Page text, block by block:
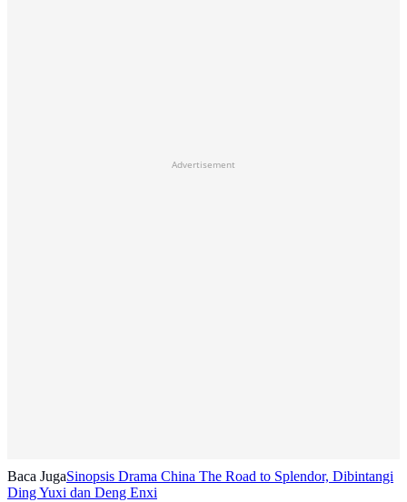
Advertisement
Baca JugaSinopsis Drama China The Road to Splendor, Dibintangi
Ding Yuxi dan Deng Enxi